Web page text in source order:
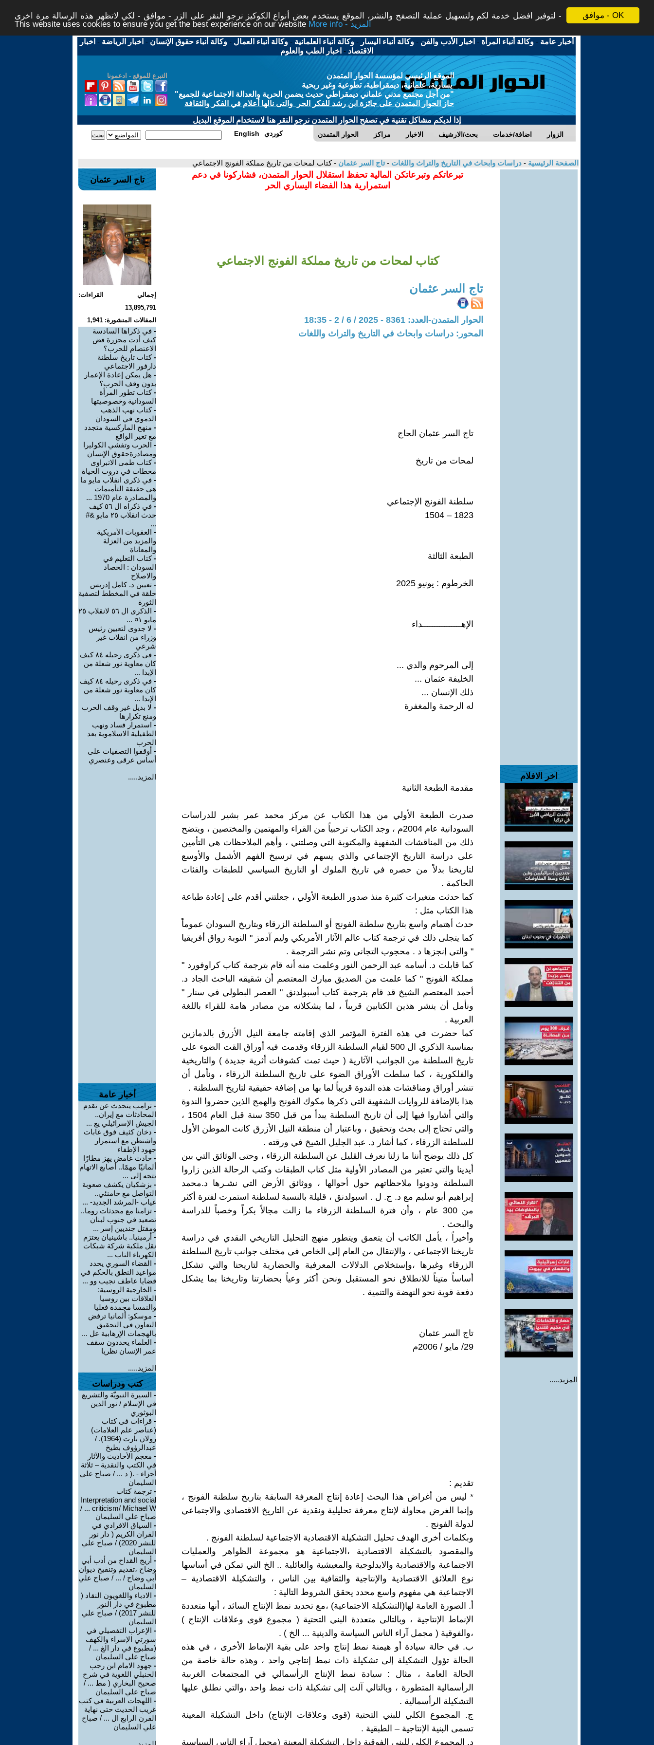
موافق - OK
لتوفير افضل خدمة لكم ولتسهيل عملية التصفح والنشر، الموقع يستخدم بعض أنواع الكوكيز نرجو النقر على الزر - موافق - لكي لاتظهر هذه الرسالة مرة اخرى -
This website uses cookies to ensure you get the best experience on our website
More info - المزيد
أخبار عامة -وكالة أنباء المرأة - اخبار الأدب والفن -وكالة أنباء اليسار -وكالة أنباء العلمانية -وكالة أنباء العمال -وكالة أنباء حقوق الإنسان - اخبار الرياضة - اخبار
الاقتصاد - اخبار الطب والعلوم
التبرع للموقع - ادعمونا
الموقع الرئيسي لمؤسسة الحوار المتمدن
يسارية، علمانية، ديمقراطية، تطوعية وغير ربحية
"من أجل مجتمع مدني علماني ديمقراطي حديث يضمن الحرية والعدالة الاجتماعية للجميع"
حاز الحوار المتمدن على جائزة ابن رشد للفكر الحر والتى نالها أعلام في الفكر والثقافة
إذا لديكم مشاكل تقنية في تصفح الحوار المتمدن نرجو النقر هنا لاستخدام الموقع البديل
الحوار المتمدن مراكز الاخبار بحث/الارشيف اضافة/خدمات الزوار English كوردي
الصفحة الرئيسية - دراسات وابحاث في التاريخ والتراث واللغات -تاج السر عثمان - كتاب لمحات من تاريخ مملكة الفونج الاجتماعي
اخر الافلام
المزيد.....
تبرعاتكم وتبرعاتكن المالية تحفظ استقلال الحوار المتمدن، فشاركونا في دعم
استمرارية هذا الفضاء اليساري الحر
كتاب لمحات من تاريخ مملكة الفونج الاجتماعي
تاج السر عثمان
الحوار المتمدن-العدد: 8361 - 2025 / 6 / 2 - 18:35
المحور: دراسات وابحاث في التاريخ والتراث واللغات
تاج السر عثمان الحاج
لمحات من تاريخ
سلطنة الفونج الإجتماعي
1823 – 1504
الطبعة الثالثة
الخرطوم : يونيو 2025
الإهــــــــــــــــداء
إلى المرحوم والدي ...
الخليفة عثمان ...
ذلك الإنسان ...
له الرحمة والمغفرة
مقدمة الطبعة الثانية
صدرت الطبعة الأولي من هذا الكتاب عن مركز محمد عمر بشير للدراسات
السودانية عام 2004م ، وجد الكتاب ترحبياً من القراء والمهتمين والمختصين ، ويتضح
ذلك من المناقشات الشفهية والمكتوبة التي وصلتني ، وأهم الملاحظات هي التأمين
على دراسة التاريخ الإجتماعي والذي يسهم في ترسيخ الفهم الأشمل والأوسع
لتاريخنا بدلاً من حصره في تاريخ الملوك أو التاريخ السياسي للطبقات والفئات
الحاكمة .
كما حدثت متغيرات كثيرة منذ صدور الطبعة الأولي ، جعلتني أقدم على إعادة طباعة
هذا الكتاب مثل :
حدث أهتمام واسع بتاريخ سلطنة الفونج أو السلطنة الزرقاء وبتاريخ السودان عموماً
كما يتجلى ذلك في ترجمة كتاب عالم الآثار الأمريكي وليم آدمز " النوبة رواق أفريقيا
" والتي إنجزها د . محجوب التجاني وتم نشر الترجمة .
كما قابلت د. أسامه عبد الرحمن النور وعلمت منه أنه قام بترجمة كتاب كراوفورد "
مملكة الفونج " كما علمت من الصديق مبارك المعتصم أن شقيقه الباحث الجاد د.
أحمد المعتصم الشيخ قد قام بترجمة كتاب أسبولدنق " العصر البطولي في سنار "
ونأمل أن ينشر هذين الكتابين قريباً ، لما يشكلانه من مصادر هامة للقراء باللغة
العربية .
كما حضرت في هذه الفترة المؤتمر الذي إقامته جامعة النيل الأزرق بالدمازين
بمناسبة الذكري ال 500 لقيام السلطنة الزرقاء وقدمت فيه أوراق القت الضوء على
تاريخ السلطنة من الجوانب الآثارية ( حيث تمت كشوفات أثرية جديدة ) والتاريخية
والفلكورية ، كما سلطت الأوراق الضوء على تاريخ السلطنة الزرقاء ، ونأمل أن
تنشر أوراق ومناقشات هذه الندوة قريباً لما بها من إضافة حقيقية لتاريخ السلطنة .
هذا بالإضافة للروايات الشفهية التي ذكرها مكوك الفونج والهمج الذين حضروا الندوة
والتي أشاروا فيها إلى أن تاريخ السلطنة يبدأ من قبل 350 سنة قبل العام 1504 ،
والتي تحتاج إلى بحث وتحقيق ، وباعتبار أن منطقة النيل الأزرق كانت الموطن الأول
للسلطنة الزرقاء ، كما أشار د. عبد الجليل الشيخ في ورقته .
كل ذلك يوضح أننا ما زلنا نعرف القليل عن السلطنة الزرقاء ، وحتى الوثائق التي بين
أيدينا والتي تعتبر من المصادر الأولية مثل كتاب الطبقات وكتب الرحالة الذين زاروا
السلطنة ودونوا ملاحظاتهم حول أحوالها ، ووثائق الأرض التي نشـرها د.محمد
إبراهيم أبو سليم مع د. ج. ل . اسبولدنق ، قليلة بالنسبة لسلطنة استمرت لفترة أكثر
من 300 عام ، وأن فترة السلطنة الزرقاء ما زالت مجالاً بكراً وخصباً للدراسة
والبحث .
وأخيراً ، يأمل الكاتب أن يتعمق ويتطور منهج التحليل التاريخي النقدي في دراسة
تاريخنا الاجتماعي ، والإنتقال من العام إلى الخاص في مختلف جوانب تاريخ السلطنة
الزرقاء وغيرها ،وإستخلاص الدلالات المعرفية والحضارية لتاريحنا والتي تشكل
أساساً متيناً للانطلاق نحو المستقبل ونحن أكثر وعياً بحضارتنا وتاريخنا بما يشكل
دفعة قوية نحو النهضة والتنمية .
تاج السر عثمان
29/ مايو / 2006م
تقديم :
* ليس من أغراض هذا البحث إعادة إنتاج المعرفة السابقة بتاريخ سلطنة الفونج ،
وإنما الغرض محاولة لإنتاج معرفة تحليلية ونقدية عن التاريخ الاقتصادي والاجتماعي
لدولة الفونج .
وبكلمات أخرى الهدف تحليل التشكيلة الاقتصادية الاجتماعية لسلطنة الفونج .
والمقصود بالتشكيلة الاقتصادية ،الاجتماعية هو مجموعة الظواهر والعمليات
الاجتماعية والاقتصادية والايدلوجية والمعيشية والعائلية .. الخ التي تمكن في أساسها
نوع العلائق الاقتصادية والإنتاجية والثقافية بين الناس ، والتشكيلة الاقتصادية –
الاجتماعية هي مفهوم واسع محدد يحقق الشروط التالية :
أ‌. الصورة العامة لها(التشكيلة الاجتماعية) ،مع تحديد نمط الإنتاج السائد ، أنها متعددة
الإنماط الإنتاجية ، وبالتالي متعددة البني التحتية ( مجموع قوى وعلاقات الإنتاج )
،والفوقية ( مجمل آراء الناس السياسة والدينية ... الخ ) .
ب‌. في حالة سيادة أو هيمنة نمط إنتاج واحد على بقية الإنماط الأخرى ، في هذه
الحالة تؤول التشكيلة إلى تشكيلة ذات نمط إنتاجي واحد ، وهذه حالة خاصة من
الحالة العامة ، مثال : سيادة نمط الإنتاج الرأسمالي في المجتمعات الغربية
الرأسمالية المتطورة ، وبالتالي آلت إلى تشكيلة ذات نمط واحد ،والتي نطلق عليها
التشكيلة الرأسمالية .
ج‌. المجموع الكلي للبني التحتية (قوى وعلاقات الإنتاج) داخل التشكيلة المعينة
تسمى البنية الإنتاجية – الطبقية .
د‌. المجموع الكلي للبني الفوقية داخل التشكيلة المعينة (مجمل آراء الناس السياسية
تاج السر عثمان
إجمالي القراءات:
13,895,791
المقالات المنشورة: 1,941
- في ذكراها السادسة
كيف أدت مجزرة فض
الاعتصام للحرب؟
-كتاب تاريخ سلطنة
دارفور الاجتماعي
- هل يمكن إعادة الإعمار
بدون وقف الحرب؟
-كتاب تطور المرأة
السودانية وخصوصيتها
-كتاب نهب الذهب
الدموي في السودان
- منهج الماركسية متجدد
مع تغير الواقع
- الحرب وتفشي الكوليرا
ومصادرةحقوق الإنسان
-كتاب طمى الاتبراوى
محطات في دروب الحياة
- في ذكرى انقلاب مايو ما
هي حقيقة التأميمات
والمصادرة عام 1970 ...
-
في ذكراه ال ٥٦ كيف
حدث انقلاب ٢٥ مايو &#
...
- العقوبات الأمريكية
والمزيد من العزلة
والمعاناة
-كتاب التعليم في
السودان : الحصاد
والاصلاح
- تعيين د. كامل إدريس
حلقة في المخطط لتصفية
الثورة
-
الذكرى ال ٥٦ لانقلاب ٢٥
مايو ١¤ ...
- لا جدوى لتعيين رئيس
وزراء من انقلاب غير
شرعي
-
في ذكرى رحيله ٨٤ كيف
كان معاوية نور شعلة من
الإبدا ...
-
في ذكرى رحيله ٨٤ كيف
كان معاوية نور شعلة من
الإبدا ...
- لا بديل غير وقف الحرب
ومنع تكرارها
- استمرار فساد ونهب
الطفيلية الاسلاموية بعد
الحرب
- أوقفوا التصفيات على
أساس عرقى وعنصري
المزيد.....
أخبار عامة
- ترامب يتحدث عن تقدم
المحادثات مع إيران..
الجيش الإسرائيلي يع ...
- دخان كثيف فوق غابات
واشنطن مع استمرار
جهود الإطفاء
- حادث غامض يهز مطارًا
ألمانيًا مهمًا.. أصابع الاتهام
تتجه إلى ...
- بزشكيان يكشف صعوبة
التواصل مع خامنئي..
غياب -المرشد الجديد- ...
- تزامنا مع محدثات روما..
تصعيد في جنوب لبنان
ومقتل جنديين إسر ...
- أرمينيا.. باشينيان يعتزم
نقل ملكية شركة شبكات
الكهرباء التاب ...
- القضاء السوري يحدد
مواعيد النطق بالحكم في
قضايا عاطف نجيب وو ...
- الخارجية الروسية:
العلاقات بين روسيا
والنمسا مجمدة فعليا
- موسكو: ألمانيا ترفض
التعاون في التحقيق
بالهجمات الإرهابية عل ...
- العلماء يحددون سقف
عمر الإنسان نظريا
المزيد.....
كتب ودراسات
- السيرة النبويّة والتشريع
في الإسلام / نور الدين
البوثوري
- قراءات فى كتاب
(عناصر علم العلامات)
رولان بارت (1964). /
عبدالرؤوف بطيخ
- معجم الأحاديث والآثار
في الكتب والنقدية – ثلاثة
أجزاء - .( د ... / صباح علي
السليمان
- ترجمة كتاب
Interpretation and social
criticism/ Michael W ... /
صباح علي السليمان
- السياق الافرادي في
القران الكريم ( دار نور
للنشر 2020) / صباح علي
السليمان
- أريج القداح من أدب أبي
وضاح ،تقديم وتنقيح ديوان
أبي وضاح / ... / صباح علي
السليمان
- الادباء واللغويون النقاد (
مطبوع في دار النور
للنشر 2017) / صباح علي
السليمان
- الإعراب التفصيلي في
سورتي الإسراء والكهف
(مطبوع في دار الغ ... /
صباح علي السليمان
- جهود الامام ابن رجب
الحنبلي اللغوية في شرح
صحيح البخاري ( مط ... /
صباح علي السليمان
- اللهجات العربية في كتب
غريب الحديث حتى نهاية
القرن الرابع ال ... / صباح
علي السليمان